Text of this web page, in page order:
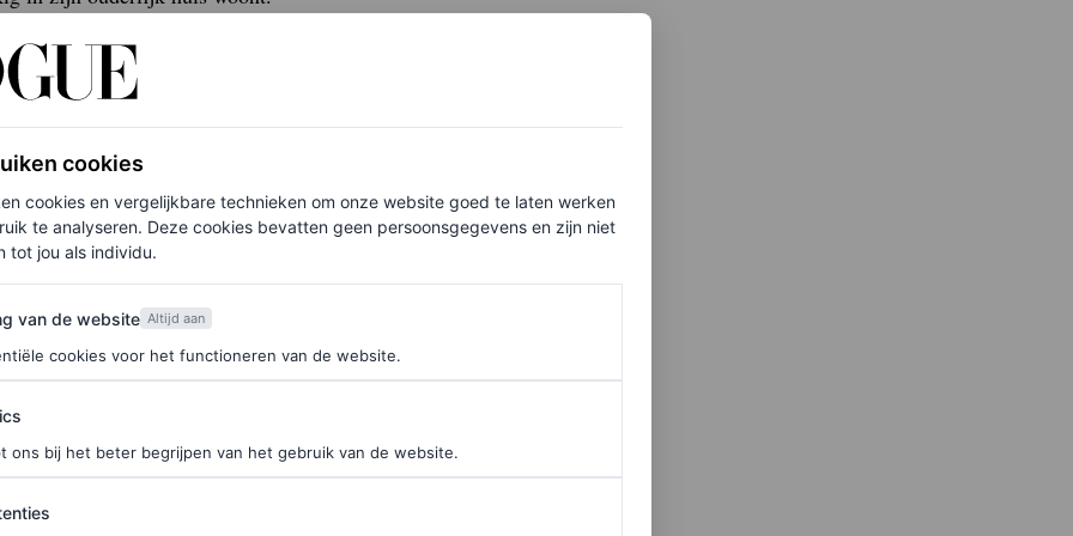
waarin je overspoeld wordt door existentiële
je er niet meer gelukkig van wordt? Zoek je
omdat je al maanden probeert
want er bestaat niet maar één
over je eigen leven. Immers: dat klasgenootje
en je nicht heeft haar doctorsgraad behaald.
cookies
cookies en vergelijkbare technieken om onze website goed te laten werken
te analyseren. Deze cookies bevatten geen persoonsgegevens en zijn niet
tot jou als individu.
de website
van de website Altijd aan
cookies voor het functioneren van de website.
ons bij het beter begrijpen van het gebruik van de website.